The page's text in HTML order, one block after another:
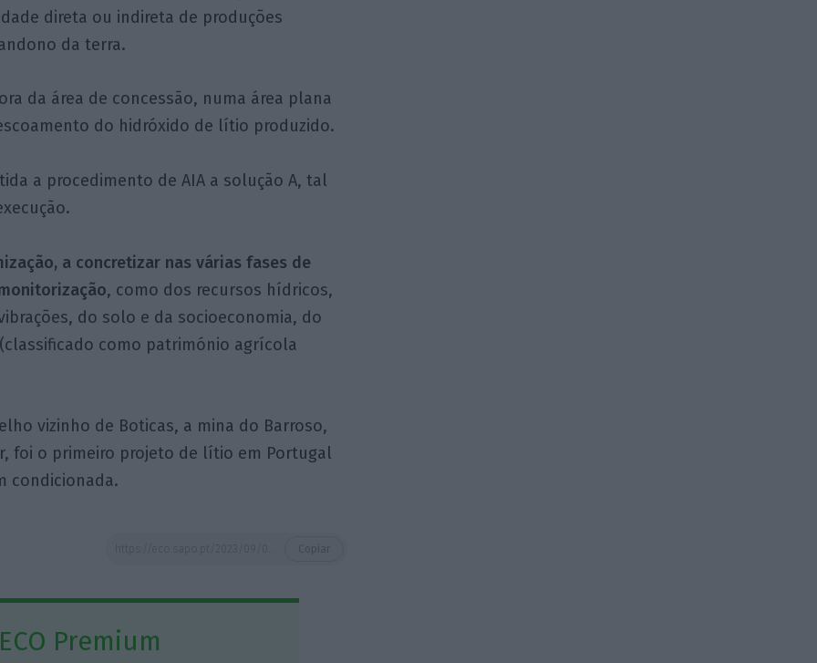
direta ou indireta de produções
da terra.
da área de concessão, numa área plana
do hidróxido de lítio produzido.
a procedimento de AIA a solução A, tal
a concretizar nas várias fases de
, como dos recursos hídricos,
do solo e da socioeconomia, do
como património agrícola
vizinho de Boticas, a mina do Barroso,
foi o primeiro projeto de lítio em Portugal
condicionada.
Premium